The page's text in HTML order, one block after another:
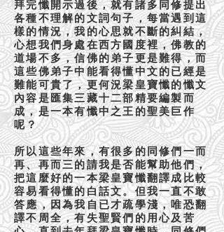
拜完懺開示過後，就有諸多同修提出
各種不理解的文詞句子，每當遇到這
樣的情況，我的心思就不斷的糾結，
心想我們身處在西方國度裡，佛教的
道場不多，信佛的弟子更是難得，而
這些佛弟子中能看得懂中文的已經是
難能可貴了，更何況梁皇寶懺的懺文
內容是匯集三藏十二部精要編製而
成，是一本有懺中之王的聖美巨作
呢？
所以這些年來，有很多的同修們一而
再、再而三的請我是否能幫助他們，
把這麼好的一本梁皇寶懺翻譯成比較
容易看得懂的白話文。但我一直不敢
答應，因為我自已才疏學淺，唯恐翻
譯不周全，有失聖賢們的用心及苦